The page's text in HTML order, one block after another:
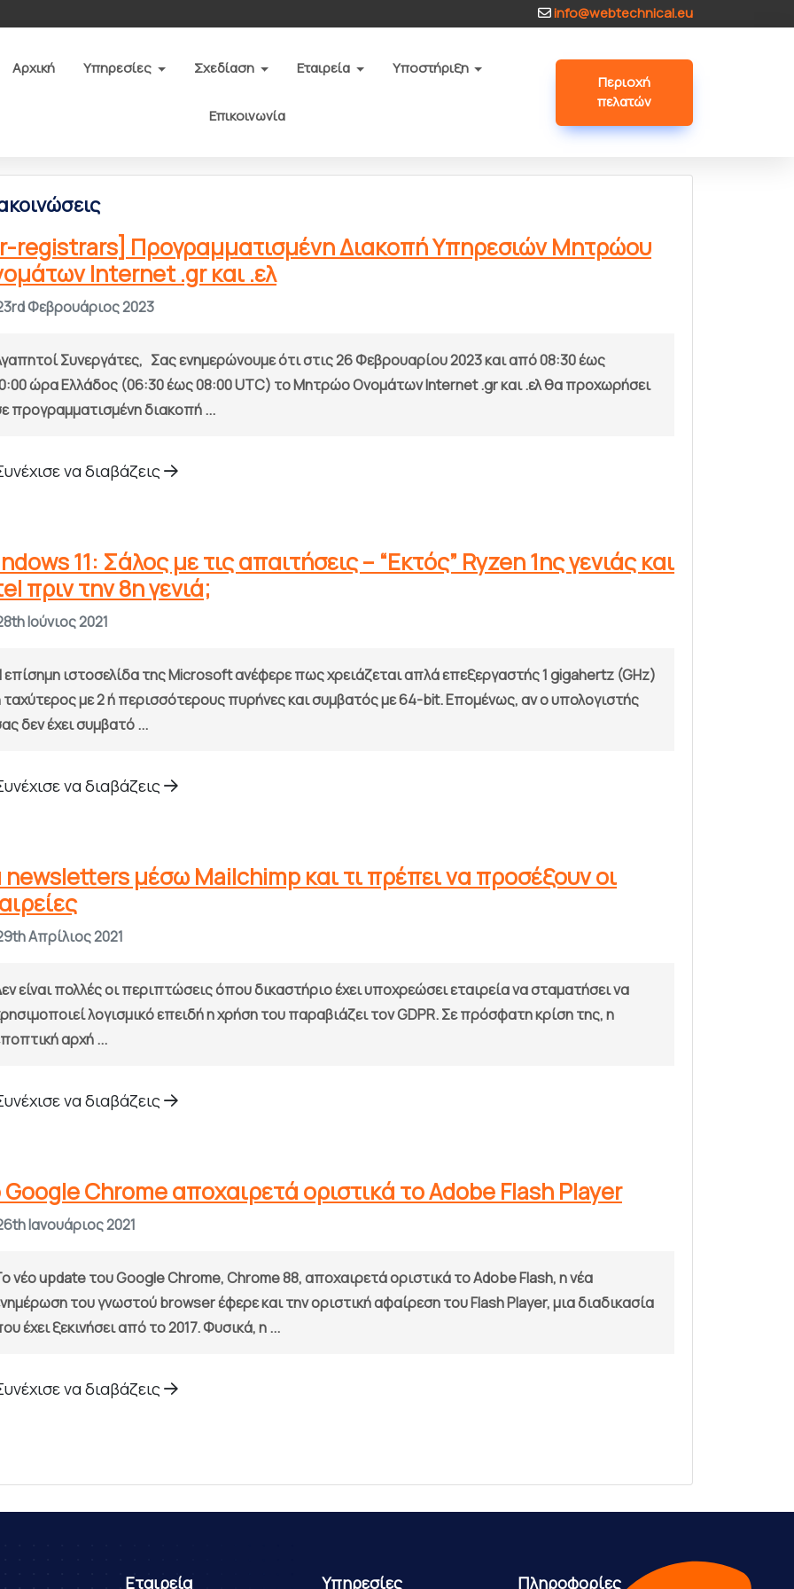
info@webtechnical.eu
Αρχική Υπηρεσίες Σχεδίαση Εταιρεία Υποστήριξη
Επικοινωνία
Περιοχή
πελατών
registrars] Προγραμματισμένη Διακοπή Υπηρεσιών Μητρώου
Internet .gr και .ελ
Φεβρουάριος 2023
Συνεργάτες, Σας ενημερώνουμε ότι στις 26 Φεβρουαρίου 2023 και από 08:30 έως
ώρα Ελλάδος (06:30 έως 08:00 UTC) το Μητρώο Ονομάτων Internet .gr και .ελ θα προχωρήσει
προγραμματισμένη διακοπή ...
να διαβάζεις
11: Σάλος με τις απαιτήσεις – “Εκτός” Ryzen 1ης γενιάς και
πριν την 8η γενιά;
Ιούνιος 2021
επίσημη ιστοσελίδα της Microsoft ανέφερε πως χρειάζεται απλά επεξεργαστής 1 gigahertz (GHz)
ταχύτερος με 2 ή περισσότερους πυρήνες και συμβατός με 64-bit. Επομένως, αν ο υπολογιστής
δεν έχει συμβατό ...
να διαβάζεις
newsletters μέσω Mailchimp και τι πρέπει να προσέξουν οι
Απρίλιος 2021
είναι πολλές οι περιπτώσεις όπου δικαστήριο έχει υποχρεώσει εταιρεία να σταματήσει να
λογισμικό επειδή η χρήση του παραβιάζει τον GDPR. Σε πρόσφατη κρίση της, η
αρχή ...
να διαβάζεις
Google Chrome αποχαιρετά οριστικά το Adobe Flash Player
Ιανουάριος 2021
νέο update του Google Chrome, Chrome 88, αποχαιρετά οριστικά το Adobe Flash, η νέα
του γνωστού browser έφερε και την οριστική αφαίρεση του Flash Player, μια διαδικασία
έχει ξεκινήσει από το 2017. Φυσικά, η ...
να διαβάζεις
Εταιρεία Υπηρεσίες Πληροφορίες